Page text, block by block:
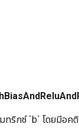
ริกซ์ `b` โดยมีอ